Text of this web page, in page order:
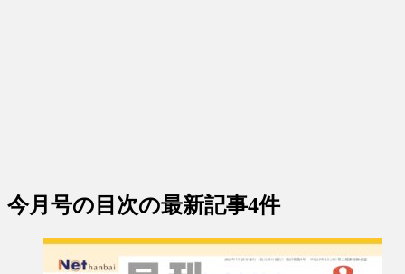
今月号の目次の最新記事4件